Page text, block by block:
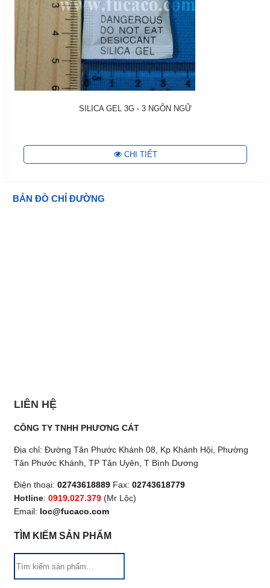
SILICA GEL 3G - 3 NGÔN NGỮ
CHI TIẾT
BẢN ĐỒ CHỈ ĐƯỜNG
LIÊN HỆ
CÔNG TY TNHH PHƯƠNG CÁT
Địa chỉ: Đường Tân Phước Khánh 08, Kp Khánh Hội, Phường
Tân Phước Khánh, TP Tân Uyên, T Bình Dương
Điện thoại: 02743618889 Fax: 02743618779
Hotline: 0919.027.379 (Mr Lộc)
Email: loc@fucaco.com
TÌM KIẾM SẢN PHẨM